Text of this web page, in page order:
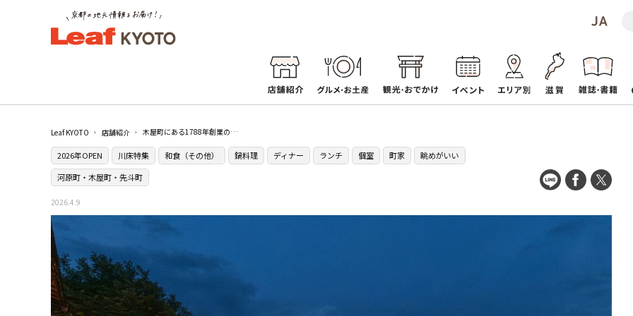
Leaf KYOTO 店舗紹介 木屋町にある1788年創業の老舗［鳥彌三（とりやさ）］で旨みたっぷりの水炊きを
2026年OPEN 川床特集 和食（その他） 鍋料理 ディナー ランチ 個室 町家
眺めがいい
河原町・木屋町・先斗町
2026.4.9